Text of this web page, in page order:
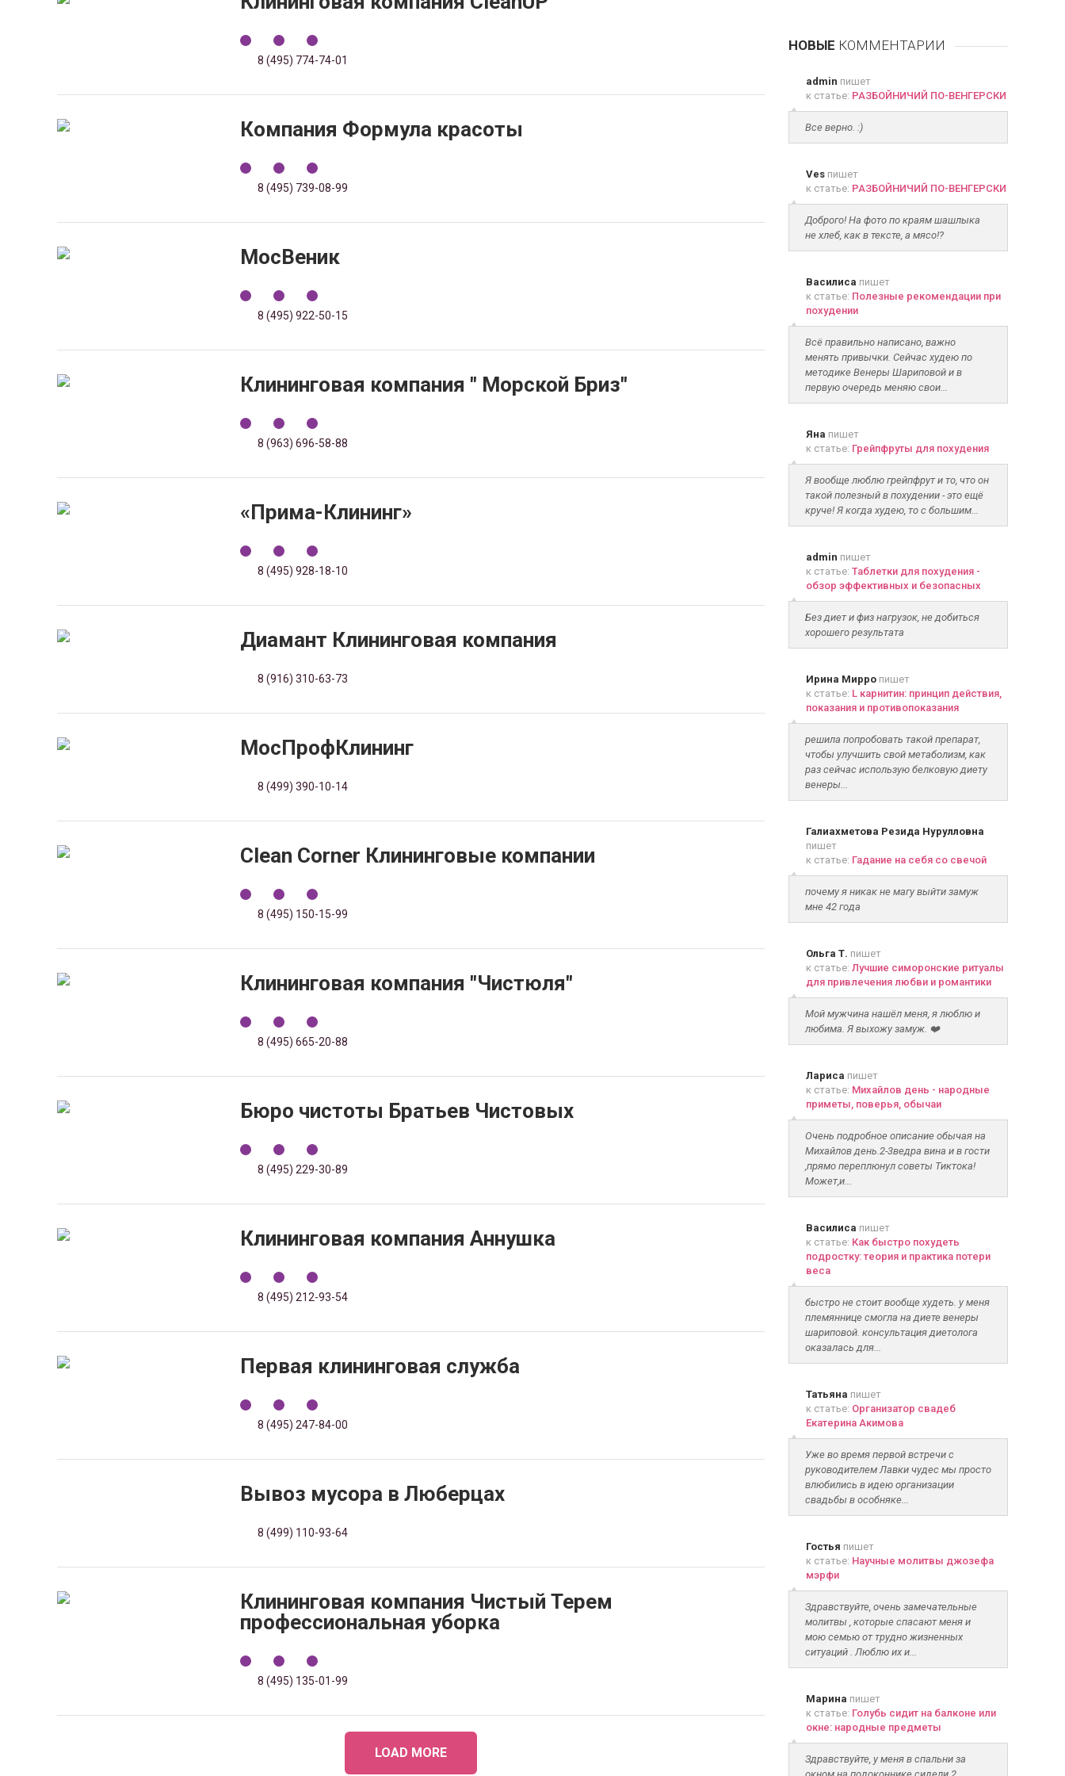
8 (495) 774-74-01
Компания Формула красоты
8 (495) 739-08-99
МосВеник
8 (495) 922-50-15
Клининговая компания " Морской Бриз"
8 (963) 696-58-88
«Прима-Клининг»
8 (495) 928-18-10
Диамант Клининговая компания
8 (916) 310-63-73
МосПрофКлининг
8 (499) 390-10-14
Clean Corner Клининговые компании
8 (495) 150-15-99
Клининговая компания "Чистюля"
8 (495) 665-20-88
Бюро чистоты Братьев Чистовых
8 (495) 229-30-89
Клининговая компания Аннушка
8 (495) 212-93-54
Первая клининговая служба
8 (495) 247-84-00
Вывоз мусора в Люберцах
8 (499) 110-93-64
Клининговая компания Чистый Терем
профессиональная уборка
8 (495) 135-01-99
LOAD MORE
НОВЫЕ КОММЕНТАРИИ
admin пишет
к статье: РАЗБОЙНИЧИЙ ПО-ВЕНГЕРСКИ
Все верно. :)
Vesпишет
к статье: РАЗБОЙНИЧИЙ ПО-ВЕНГЕРСКИ
Доброго! На фото по краям шашлыка
не хлеб, как в тексте, а мясо!?
Василиса пишет
к статье: Полезные рекомендации при
похудении
Всё правильно написано, важно
менять привычки. Сейчас худею по
методике Венеры Шариповой и в
первую очередь меняю свои...
Яна пишет
к статье: Грейпфруты для похудения
Я вообще люблю грейпфрут и то, что он
такой полезный в похудении - это ещё
круче! Я когда худею, то с большим...
admin пишет
к статье: Таблетки для похудения -
обзор эффективных и безопасных
Без диет и физ нагрузок, не добиться
хорошего результата
Ирина Мирропишет
к статье: L карнитин: принцип действия,
показания и противопоказания
решила попробовать такой препарат,
чтобы улучшить свой метаболизм, как
раз сейчас использую белковую диету
венеры...
Галиахметова Резида Нурулловна
пишет
к статье: Гадание на себя со свечой
почему я никак не магу выйти замуж
мне 42 года
Ольга Т. пишет
к статье: Лучшие симоронские ритуалы
для привлечения любви и романтики
Мой мужчина нашёл меня, я люблю и
любима. Я выхожу замуж. ❤️
Лариса пишет
к статье: Михайлов день - народные
приметы, поверья, обычаи
Очень подробное описание обычая на
Михайлов день.2-3ведра вина и в гости
,прямо переплюнул советы Тиктока!
Может,и...
Василиса пишет
к статье: Как быстро похудеть
подростку: теория и практика потери
веса
быстро не стоит вообще худеть. у меня
племяннице смогла на диете венеры
шариповой. консультация диетолога
оказалась для...
Татьяна пишет
к статье: Организатор свадеб
Екатерина Акимова
Уже во время первой встречи с
руководителем Лавки чудес мы просто
влюбились в идею организации
свадьбы в особняке...
Гостья пишет
к статье: Научные молитвы джозефа
мэрфи
Здравствуйте, очень замечательные
молитвы , которые спасают меня и
мою семью от трудно жизненных
ситуаций . Люблю их и...
Марина пишет
к статье: Голубь сидит на балконе или
окне: народные предметы
Здравствуйте, у меня в спальни за